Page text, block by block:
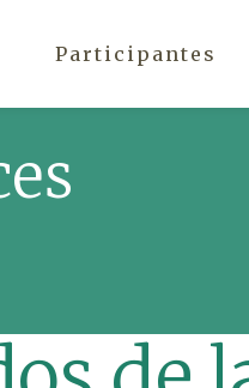
Participantes